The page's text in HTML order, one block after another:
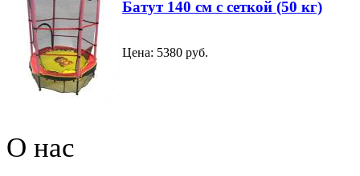
Батут 140 см с сеткой (50 кг)
Цена: 5380 руб.
О нас